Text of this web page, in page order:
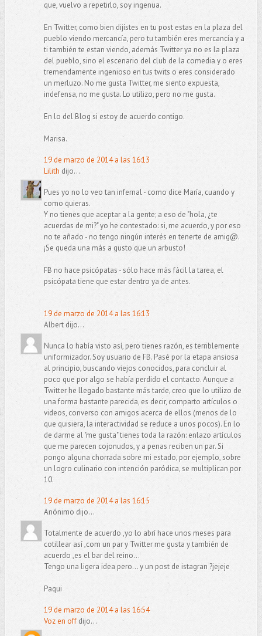
que, vuelvo a repetirlo, soy ingenua.
En Twitter, como bien dijístes en tu post estas en la plaza del
pueblo viendo mercancía, pero tu también eres mercancía y a
ti también te estan viendo, además Twitter ya no es la plaza
del pueblo, sino el escenario del club de la comedia y o eres
tremendamente ingenioso en tus twits o eres considerado
un merluzo. No me gusta Twitter, me siento expuesta,
indefensa, no me gusta. Lo utilizo, pero no me gusta.
En lo del Blog si estoy de acuerdo contigo.
Marisa.
19 de marzo de 2014 a las 16:13
Lilith dijo...
Pues yo no lo veo tan infernal - como dice María, cuando y
como quieras.
Y no tienes que aceptar a la gente; a eso de "hola, ¿te
acuerdas de mi?" yo he contestado: si, me acuerdo, y por eso
no te añado - no tengo ningún interés en tenerte de amig@.
¡Se queda una más a gusto que un arbusto!
FB no hace psicópatas - sólo hace más fácil la tarea, el
psicópata tiene que estar dentro ya de antes.
19 de marzo de 2014 a las 16:13
Albert dijo...
Nunca lo había visto así, pero tienes razón, es terriblemente
uniformizador. Soy usuario de FB. Pasé por la etapa ansiosa
al principio, buscando viejos conocidos, para concluir al
poco que por algo se había perdido el contacto. Aunque a
Twitter he llegado bastante más tarde, creo que lo utilizo de
una forma bastante parecida, es decir, comparto artículos o
videos, converso con amigos acerca de ellos (menos de lo
que quisiera, la interactividad se reduce a unos pocos). En lo
de darme al "me gusta" tienes toda la razón: enlazo artículos
que me parecen cojonudos, y a penas reciben un par. Si
pongo alguna chorrada sobre mi estado, por ejemplo, sobre
un logro culinario con intención paródica, se multiplican por
10.
19 de marzo de 2014 a las 16:15
Anónimo dijo...
Totalmente de acuerdo ,yo lo abrí hace unos meses para
cotillear así ,com un par y Twitter me gusta y también de
acuerdo ,es el bar del reino...
Tengo una ligera idea pero... y un post de istagran ?jejeje
Paqui
19 de marzo de 2014 a las 16:54
Voz en offdijo...